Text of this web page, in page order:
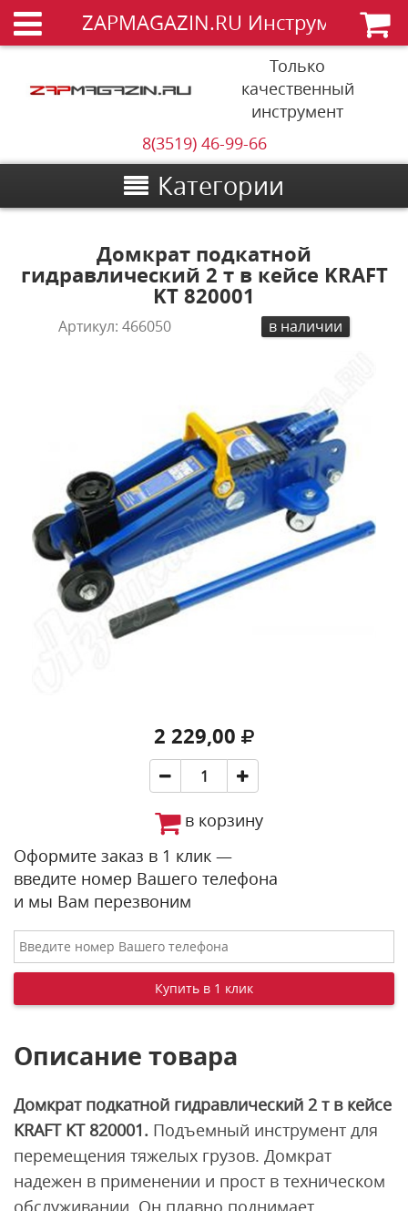
ZAPMAGAZIN.RU Инструменты
Только
качественный
инструмент
8(3519) 46-99-66
Категории
Домкрат подкатной
гидравлический 2 т в кейсе KRAFT
KT 820001
Артикул:466050 в наличии
2 229,00
в корзину
Оформите заказ в 1 клик —
введите номер Вашего телефона
и мы Вам перезвоним
Описание товара
Домкрат подкатной гидравлический 2 т в кейсе
KRAFT KT 820001. Подъемный инструмент для
перемещения тяжелых грузов. Домкрат
надежен в применении и прост в техническом
обслуживании. Он плавно поднимает